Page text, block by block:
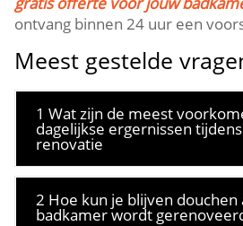
ontvang binnen 24 uur een
Meest gestelde
1 Wat zijn de meest
dagelijkse ergernissen
renovatie
2 Hoe kun je blijven douchen
badkamer wordt